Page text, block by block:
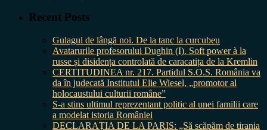
Recent Posts
Gulagul de lângă noi. De la tanc la curcubeu
Avatarurile profesorului Dughin (I). Soft power à la
russe și disidența controlată de caracatița de la Kremlin
CERTITUDINEA nr. 217. Partidul S.O.S. România va
da în judecată Institutul Elie Wiesel, „promotor al
holocaustului culturii române”
S-a stins ultimul reprezentant politic al unei familii care
a modelat istoria României
DECLARAȚIA DE LA PARIS: „Să scăpăm de tirania